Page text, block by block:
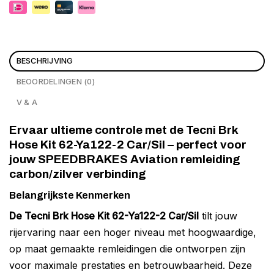
BESCHRIJVING
BEOORDELINGEN (0)
V & A
Ervaar ultieme controle met de Tecni Brk
Hose Kit 62-Ya122-2 Car/Sil – perfect voor
jouw SPEEDBRAKES Aviation remleiding
carbon/zilver verbinding
Belangrijkste Kenmerken
De Tecni Brk Hose Kit 62-Ya122-2 Car/Sil tilt jouw
rijervaring naar een hoger niveau met hoogwaardige,
op maat gemaakte remleidingen die ontworpen zijn
voor maximale prestaties en betrouwbaarheid. Deze